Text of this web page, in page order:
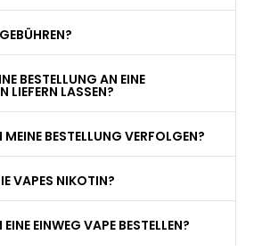
BESTELLUNG AN EINE
LIEFERN LASSEN?
BESTELLUNG VERFOLGEN?
VAPES NIKOTIN?
EINWEG VAPE BESTELLEN?